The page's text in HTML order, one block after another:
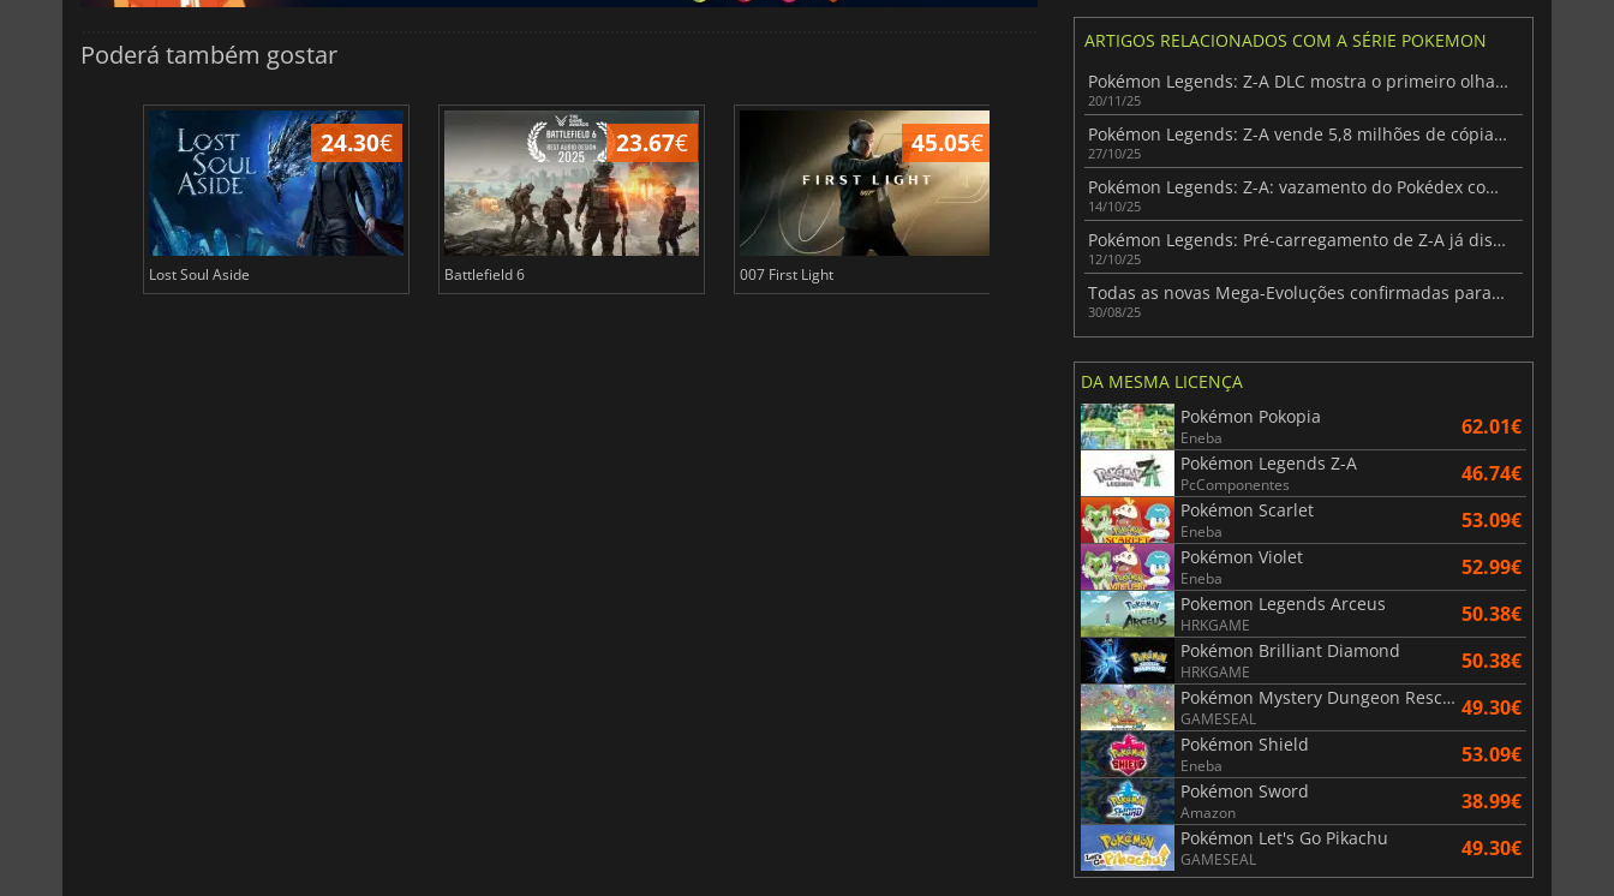
Poderá também gostar
24.30€
Lost Soul Aside
23.67€
Battlefield 6
45.05€
007 First Light
35.64€
Baldur's Gate 3
41.13
Elden Ring
ARTIGOS RELACIONADOS COM A SÉRIE POKEMON
Pokémon Legends: Z-A DLC mostra o primeiro olhar sobre Mega Zeraora
20/11/25
Pokémon Legends: Z-A vende 5,8 milhões de cópias, Switch 2 lidera metade
27/10/25
Pokémon Legends: Z-A: vazamento do Pokédex completo dias antes do lançamento
14/10/25
Pokémon Legends: Pré-carregamento de Z-A já disponível antes do lançamento
12/10/25
Todas as novas Mega-Evoluções confirmadas para Pokémon Legends: Z-A
30/08/25
DA MESMA LICENÇA
Pokémon Pokopia
Eneba 62.01€
Pokémon Legends Z-A
PcComponentes 46.74€
Pokémon Scarlet
Eneba 53.09€
Pokémon Violet
Eneba 52.99€
Pokemon Legends Arceus
HRKGAME 50.38€
Pokémon Brilliant Diamond
HRKGAME 50.38€
Pokémon Mystery Dungeon Rescue Team DX
GAMESEAL 49.30€
Pokémon Shield
Eneba 53.09€
Pokémon Sword
Amazon 38.99€
Pokémon Let's Go Pikachu
GAMESEAL 49.30€